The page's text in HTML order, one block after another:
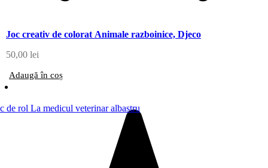
Joc creativ de colorat Animale razboinice, Djeco
50,00 lei
Adaugă în coș